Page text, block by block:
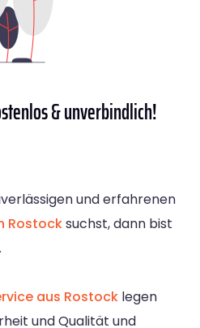
& unverbindlich!
und erfahrenen
Rostocksuchst, dann bist
aus Rostock legen
und Qualität und